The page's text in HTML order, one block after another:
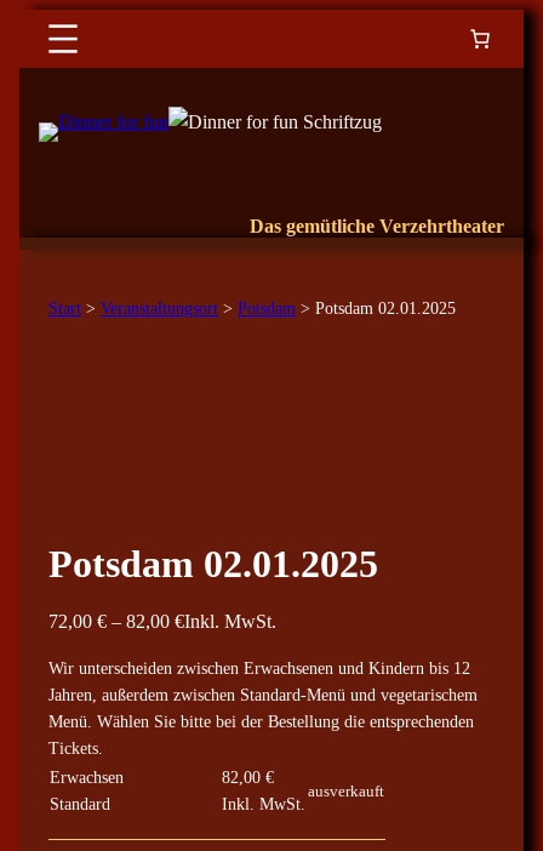
Das gemütliche Verzehrtheater
Start > Veranstaltungsort > Potsdam > Potsdam 02.01.2025
Potsdam 02.01.2025
72,00 € – 82,00 €P
e
Inkl. MwSt.
Wir unterscheiden zwischen Erwachsenen und Kindern bis 12
Jahren, außerdem zwischen Standard-Menü und vegetarischem
Menü. Wählen Sie bitte bei der Bestellung die entsprechenden
Tickets.
Erwachsen
Standard
82,00 €
Inkl. MwSt.
ausverkauft